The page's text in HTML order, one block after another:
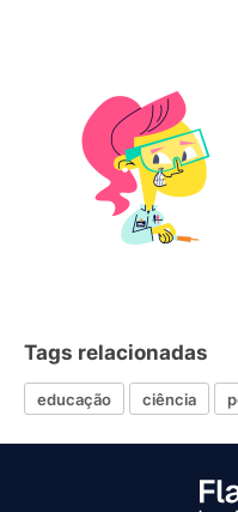
Tags relacionadas
educação ciência